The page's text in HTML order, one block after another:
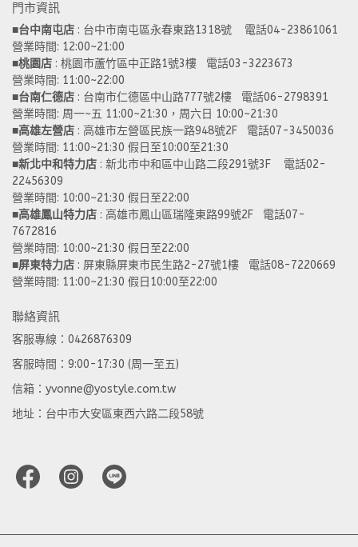
門市資訊
■台中南屯店 : 台中市南屯區永春東路1318號    電話04-23861061
營業時間: 12:00~21:00
■桃園店 : 桃園市蘆竹區中正路1號3樓   電話03-3223673
營業時間: 11:00~22:00
■台南仁德店 : 台南市仁德區中山路777號2樓   電話06-2798391
營業時間: 周一~五 11:00~21:30，周六日 10:00~21:30
■高雄左營店 : 高雄市左營區民族一路948號2F   電話07-3450036
營業時間: 11:00~21:30 假日至10:00至21:30
■新北中和特力店 : 新北市中和區中山路二段291號3F    電話02-
22456309
營業時間: 10:00~21:30 假日至22:00
■高雄鳳山特力店 : 高雄市鳳山區瑞隆東路99號2F   電話07-
7672816
營業時間: 10:00~21:30 假日至22:00
■屏東特力店 : 屏東縣屏東市民生路2-27號1樓   電話08-7220669
營業時間: 11:00~21:30 假日10:00至22:00
聯絡資訊
客服專線：0426876309
客服時間：9:00-17:30 (周一至五)
信箱：yvonne@yostyle.com.tw
地址：台中市大安區東西六路二段58號